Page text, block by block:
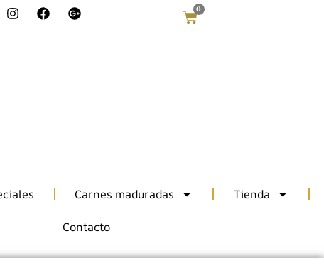
0
Carnes maduradas Tienda
Contacto